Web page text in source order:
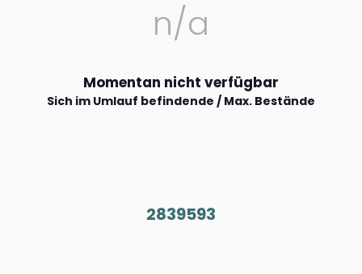
n/a
Momentan nicht verfügbar
Sich im Umlauf befindende / Max. Bestände
2839593